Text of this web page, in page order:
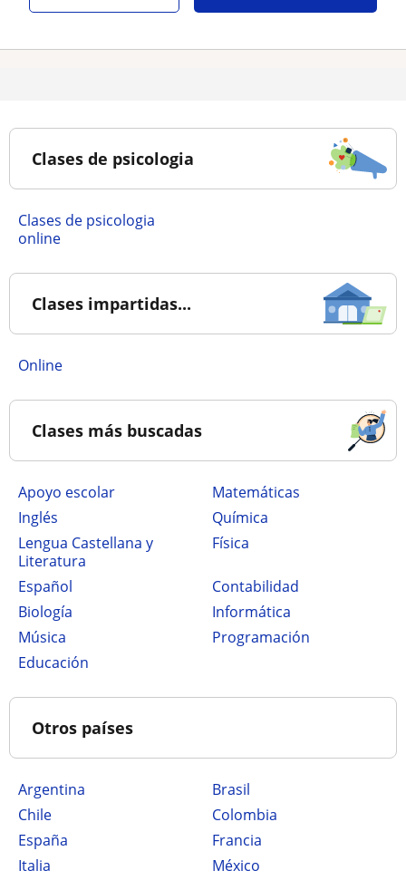
Clases de psicologia
Clases de psicologia
online
Clases impartidas...
online
Clases más buscadas
Apoyo escolar
Matemáticas
Inglés
Química
Lengua Castellana y
Literatura
Física
Español
Contabilidad
Biología
Informática
Música
Programación
Educación
Otros países
Argentina
Brasil
Chile
Colombia
España
Francia
Italia
México